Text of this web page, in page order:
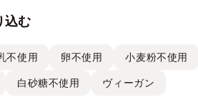
込む
不使用 卵不使用 小麦粉不使用
白砂糖不使用 ヴィーガン